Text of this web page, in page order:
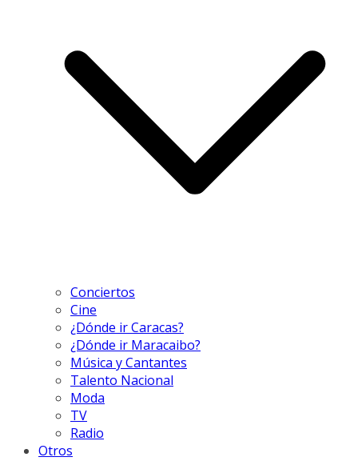
Conciertos
Cine
¿Dónde ir Caracas?
¿Dónde ir Maracaibo?
Música y Cantantes
Talento Nacional
Moda
TV
Radio
Otros